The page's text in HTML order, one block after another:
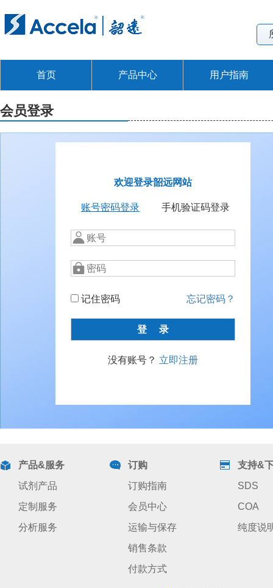
首页 产品中心 用户指南
会员登录
欢迎登录韶远网站
账号密码登录 手机验证码登录
记住密码 忘记密码？
没有账号？ 立即注册
产品&服务
试剂产品
定制服务
分析服务
订购
订购指南
会员中心
运输与保存
销售条款
付款方式
支持&
SDS
COA
纯度说